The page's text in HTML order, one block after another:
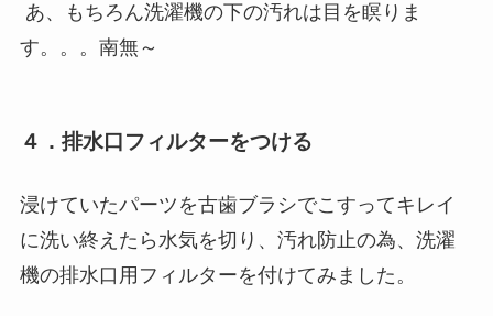
あ、もちろん洗濯機の下の汚れは目を瞑りま
す。。。南無～
４．排水口フィルターをつける
浸けていたパーツを古歯ブラシでこすってキレイ
に洗い終えたら水気を切り、汚れ防止の為、洗濯
機の排水口用フィルターを付けてみました。